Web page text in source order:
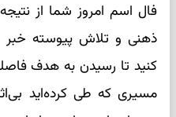
فال اسم امروز شما از
ذهنی و تلاش پیوسته
کنید تا رسیدن به هدف
مسیری که طی کرده‌اید